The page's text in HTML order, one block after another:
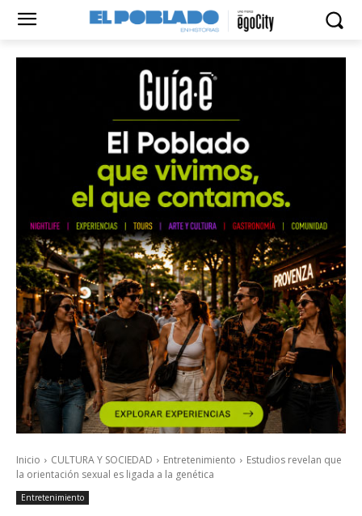
Inicio CULTURA Y SOCIEDAD Entretenimiento
Estudios revelan que
la orientación sexual es ligada a la genética
Entretenimiento